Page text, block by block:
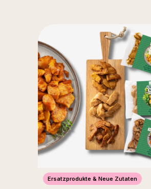
Ersatzprodukte & Neue Zutaten